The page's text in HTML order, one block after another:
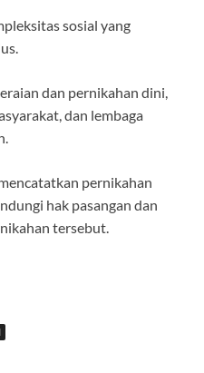
sosial yang
dan pernikahan dini,
dan lembaga
pernikahan
hak pasangan dan
tersebut.